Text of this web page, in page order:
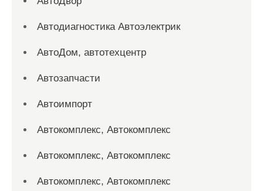
Автодиагностика Автоэлектрик
АвтоДом, автотехцентр
Автозапчасти
Автоимпорт
Автокомплекс, Автокомплекс
Автокомплекс, Автокомплекс
Автокомплекс, Автокомплекс